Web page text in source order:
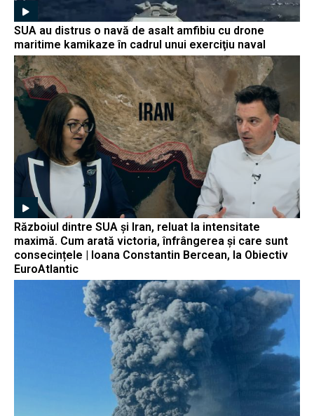
SUA au distrus o navă de asalt amfibiu cu drone
maritime kamikaze în cadrul unui exerciţiu naval
Războiul dintre SUA și Iran, reluat la intensitate
maximă. Cum arată victoria, înfrângerea și care sunt
consecințele | Ioana Constantin Bercean, la Obiectiv
EuroAtlantic